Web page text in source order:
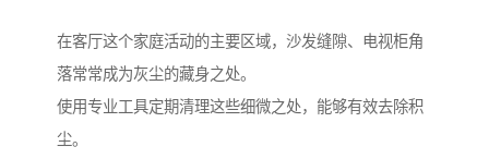
在客厅这个家庭活动的主要区域，沙发缝隙、电视柜角
落常常成为灰尘的藏身之处。
使用专业工具定期清理这些细微之处，能够有效去除积
尘。